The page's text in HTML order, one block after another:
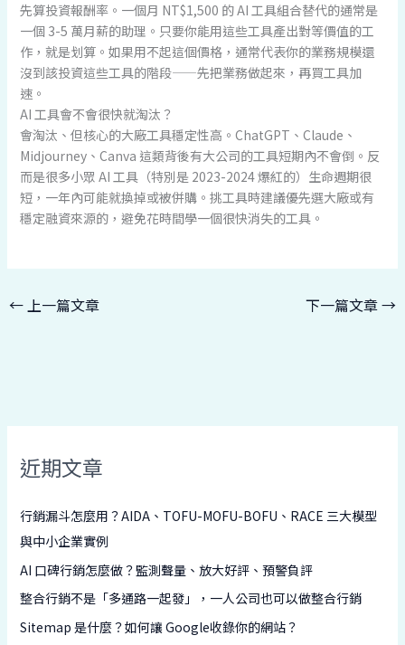
先算投資報酬率。一個月 NT$1,500 的 AI 工具組合替代的通常是
一個 3-5 萬月薪的助理。只要你能用這些工具產出對等價值的工
作，就是划算。如果用不起這個價格，通常代表你的業務規模還
沒到該投資這些工具的階段——先把業務做起來，再買工具加
速。
AI 工具會不會很快就淘汰？
會淘汰、但核心的大廠工具穩定性高。ChatGPT、Claude、
Midjourney、Canva 這類背後有大公司的工具短期內不會倒。反
而是很多小眾 AI 工具（特別是 2023-2024 爆紅的）生命週期很
短，一年內可能就換掉或被併購。挑工具時建議優先選大廠或有
穩定融資來源的，避免花時間學一個很快消失的工具。
←上一篇文章 下一篇文章→
近期文章
行銷漏斗怎麼用？AIDA、TOFU-MOFU-BOFU、RACE 三大模型
與中小企業實例
AI 口碑行銷怎麼做？監測聲量、放大好評、預警負評
整合行銷不是「多通路一起發」，一人公司也可以做整合行銷
Sitemap 是什麼？如何讓 Google收錄你的網站？